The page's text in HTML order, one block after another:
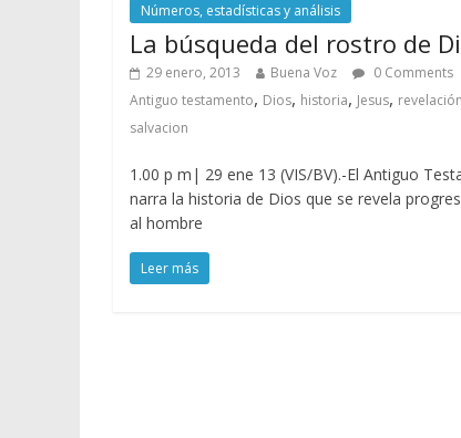
Números, estadísticas y análisis
La búsqueda del rostro de
29 enero, 2013 Buena Voz
0 Comments
Antiguo testamento, Dios, historia, Jesus, revelación
salvacion
1.00 p m| 29 ene 13 (VIS/BV).-El Antiguo
narra la historia de Dios que se revela
al hombre
Leer más